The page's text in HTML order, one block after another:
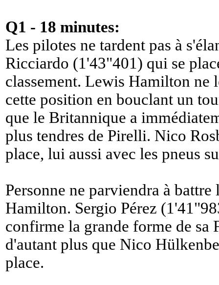
Q1 - 18 minutes:
Les pilotes ne tardent pas à
Ricciardo (1'43"401) qui se
classement. Lewis Hamilton ne
cette position en bouclant un
que le Britannique a
plus tendres de Pirelli. Nico
place, lui aussi avec les pneus
Personne ne parviendra à
Hamilton. Sergio Pérez
confirme la grande forme de sa
d'autant plus que Nico
place.